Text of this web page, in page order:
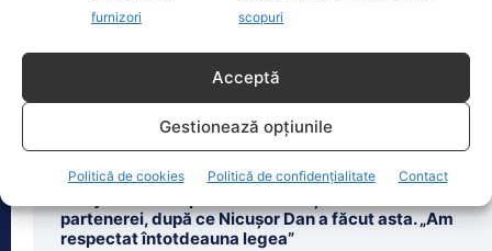
furnizori
scopuri
Acceptă
Gestionează opțiunile
Politică de cookies Politică de confidențialitate Contact
Bolojan dă undă verde Transelectrica să taie
curentul companiilor, în contextul crizei energetice.
Cu cât timp trebuie să le anunțe înainte
partenerei, după ce Nicușor Dan a făcut asta. „Am
respectat întotdeauna legea”